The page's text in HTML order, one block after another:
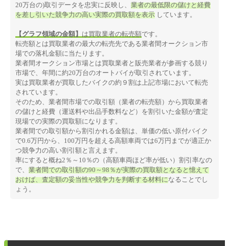
20万台の)取引データを忠実に反映し、 業者の最低限の儲けと経費
を差し引いた競争力の高い実際の買取額を表示 しています。
【グラフ領域の金額】 は買取業者の転売額です。
転売額とは買取業者の最大の転売先である業者間オークション市
場での落札金額に当たります。
業者間オークション市場とは買取業者と販売業者が参画する競り
市場で、年間に約20万台のオートバイが取引されています。
実は買取業者が買取したバイクの約９割は上記市場において転売
されています。
そのため、業者間市場での取引額（業者の転売額）から買取業者
の儲けと経費（運送料や出品手数料など）を割引いた金額が査定
現場での実際の買取額になります。
業者間での取引額から割引かれる金額は、単価の低い原付バイク
で0.6万円から、100万円を超える高額車両では6万円までが適正か
つ競争力の高い割引額と言えます。
率にすると概ね2％～10％の（高額車両ほど率が低い）割引率なの
で、 業者間での取引額の90～98％が実際の買取額となると憶えて
おけば、査定額の妥当性や競争力を判断する材料になることでし
ょう。